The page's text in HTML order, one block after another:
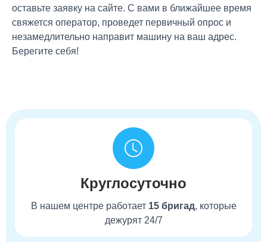
оставьте заявку на сайте. С вами в ближайшее время
свяжется оператор, проведет первичный опрос и
незамедлительно направит машину на ваш адрес.
Берегите себя!
Круглосуточно
В нашем центре работает 15 бригад, которые
дежурят 24/7